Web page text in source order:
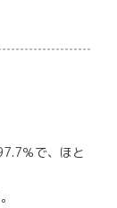
％で、ほと